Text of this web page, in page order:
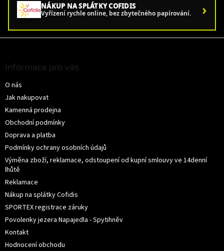
NÁKUP NA SPLÁTKY COFIDIS
Vyřízení rychle online, bez zbytečného papírování. ›
Informace pro vás
O nás
Jak nakupovat
Kamenná prodejna
Obchodní podmínky
Doprava a platba
Podmínky ochrany osobních údajů
Výměna zboží, reklamace, odstoupení od kupní smlouvy ve 14denní
lhůtě
Reklamace
Nákup na splátky Cofidis
SPORTEX registrace záruky
Povolenky jezera Napajedla - Spytihněv
Kontakt
Hodnocení obchodu